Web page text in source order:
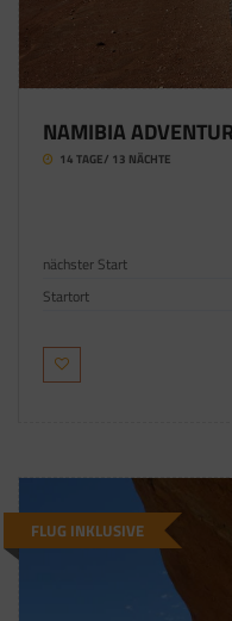
NAMIBIA
14 TAGE/ 13 NÄCHTE
nächster Start
Startort
FLUG INKLUSIVE